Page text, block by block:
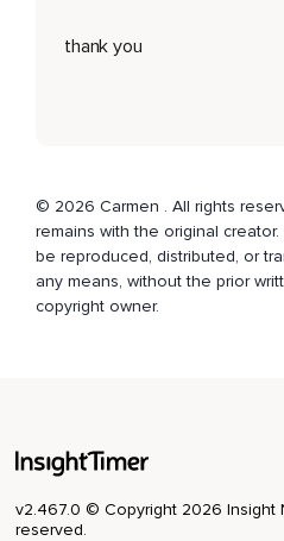
thank you
© 2026 Carmen . All rights
remains with the original
be reproduced, distributed, or
any means, without the prior
copyright owner.
v2.467.0 © Copyright 2026 Insight
reserved.